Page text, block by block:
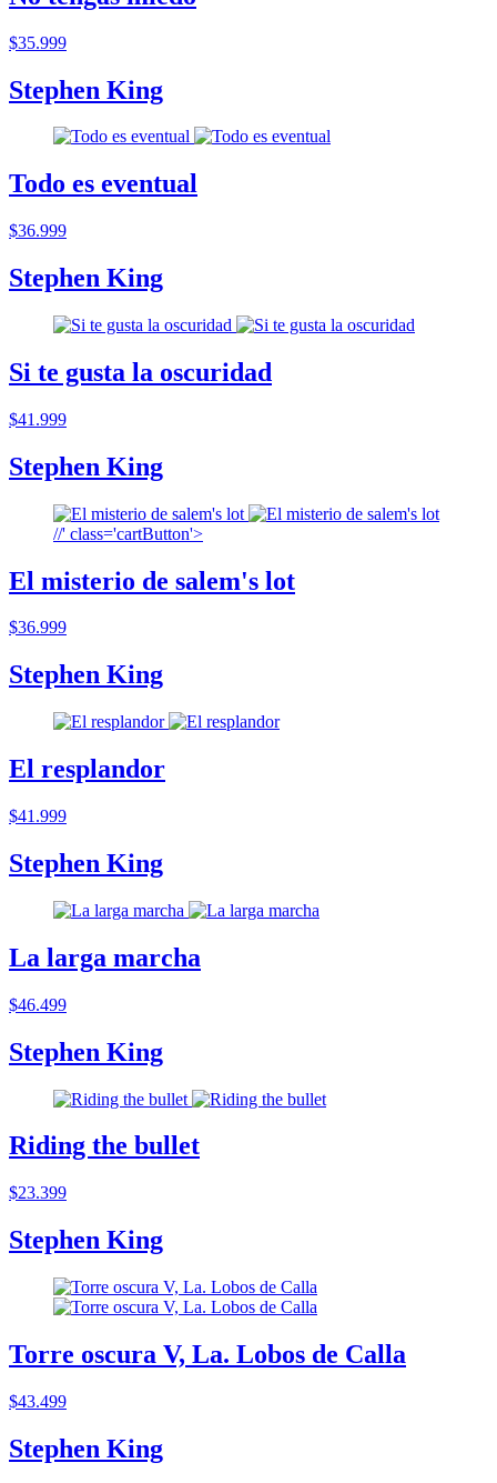
$35.999
Stephen King
Todo es eventual
$36.999
Stephen King
Si te gusta la oscuridad
$41.999
Stephen King
//' class='cartButton'>
El misterio de salem's lot
$36.999
Stephen King
El resplandor
$41.999
Stephen King
La larga marcha
$46.499
Stephen King
Riding the bullet
$23.399
Stephen King
Torre oscura V, La. Lobos de Calla
$43.499
Stephen King